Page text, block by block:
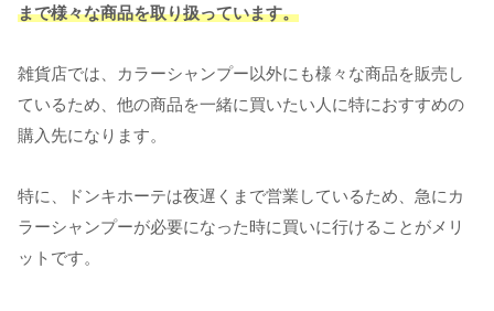
まで様々な商品を取り扱っています。
雑貨店では、カラーシャンプー以外にも様々な商品を販売し
ているため、他の商品を一緒に買いたい人に特におすすめの
購入先になります。
特に、ドンキホーテは夜遅くまで営業しているため、急にカ
ラーシャンプーが必要になった時に買いに行けることがメリ
ットです。